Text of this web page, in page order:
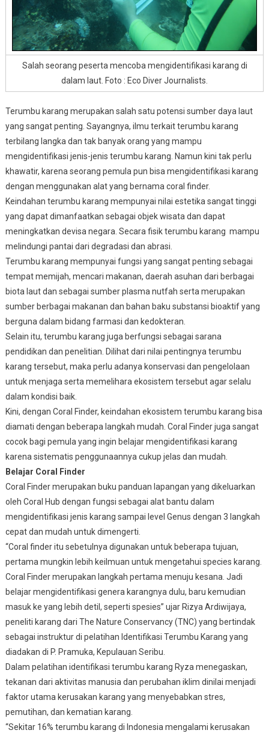
Salah seorang peserta mencoba mengidentifikasi karang di
dalam laut. Foto : Eco Diver Journalists.
Terumbu karang merupakan salah satu potensi sumber daya laut
yang sangat penting. Sayangnya, ilmu terkait terumbu karang
terbilang langka dan tak banyak orang yang mampu
mengidentifikasi jenis-jenis terumbu karang. Namun kini tak perlu
khawatir, karena seorang pemula pun bisa mengidentifikasi karang
dengan menggunakan alat yang bernama coral finder.
Keindahan terumbu karang mempunyai nilai estetika sangat tinggi
yang dapat dimanfaatkan sebagai objek wisata dan dapat
meningkatkan devisa negara. Secara fisik terumbu karang mampu
melindungi pantai dari degradasi dan abrasi.
Terumbu karang mempunyai fungsi yang sangat penting sebagai
tempat memijah, mencari makanan, daerah asuhan dari berbagai
biota laut dan sebagai sumber plasma nutfah serta merupakan
sumber berbagai makanan dan bahan baku substansi bioaktif yang
berguna dalam bidang farmasi dan kedokteran.
Selain itu, terumbu karang juga berfungsi sebagai sarana
pendidikan dan penelitian. Dilihat dari nilai pentingnya terumbu
karang tersebut, maka perlu adanya konservasi dan pengelolaan
untuk menjaga serta memelihara ekosistem tersebut agar selalu
dalam kondisi baik.
Kini, dengan Coral Finder, keindahan ekosistem terumbu karang bisa
diamati dengan beberapa langkah mudah. Coral Finder juga sangat
cocok bagi pemula yang ingin belajar mengidentifikasi karang
karena sistematis penggunaannya cukup jelas dan mudah.
Belajar Coral Finder
Coral Finder merupakan buku panduan lapangan yang dikeluarkan
oleh Coral Hub dengan fungsi sebagai alat bantu dalam
mengidentifikasi jenis karang sampai level Genus dengan 3 langkah
cepat dan mudah untuk dimengerti.
“Coral finder itu sebetulnya digunakan untuk beberapa tujuan,
pertama mungkin lebih keilmuan untuk mengetahui species karang.
Coral Finder merupakan langkah pertama menuju kesana. Jadi
belajar mengidentifikasi genera karangnya dulu, baru kemudian
masuk ke yang lebih detil, seperti spesies” ujar Rizya Ardiwijaya,
peneliti karang dari The Nature Conservancy (TNC) yang bertindak
sebagai instruktur di pelatihan Identifikasi Terumbu Karang yang
diadakan di P. Pramuka, Kepulauan Seribu.
Dalam pelatihan identifikasi terumbu karang Ryza menegaskan,
tekanan dari aktivitas manusia dan perubahan iklim dinilai menjadi
faktor utama kerusakan karang yang menyebabkan stres,
pemutihan, dan kematian karang.
“Sekitar 16% terumbu karang di Indonesia mengalami kerusakan